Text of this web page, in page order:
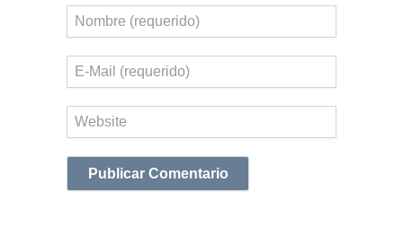
Nombre
Correo
electrónico
Web